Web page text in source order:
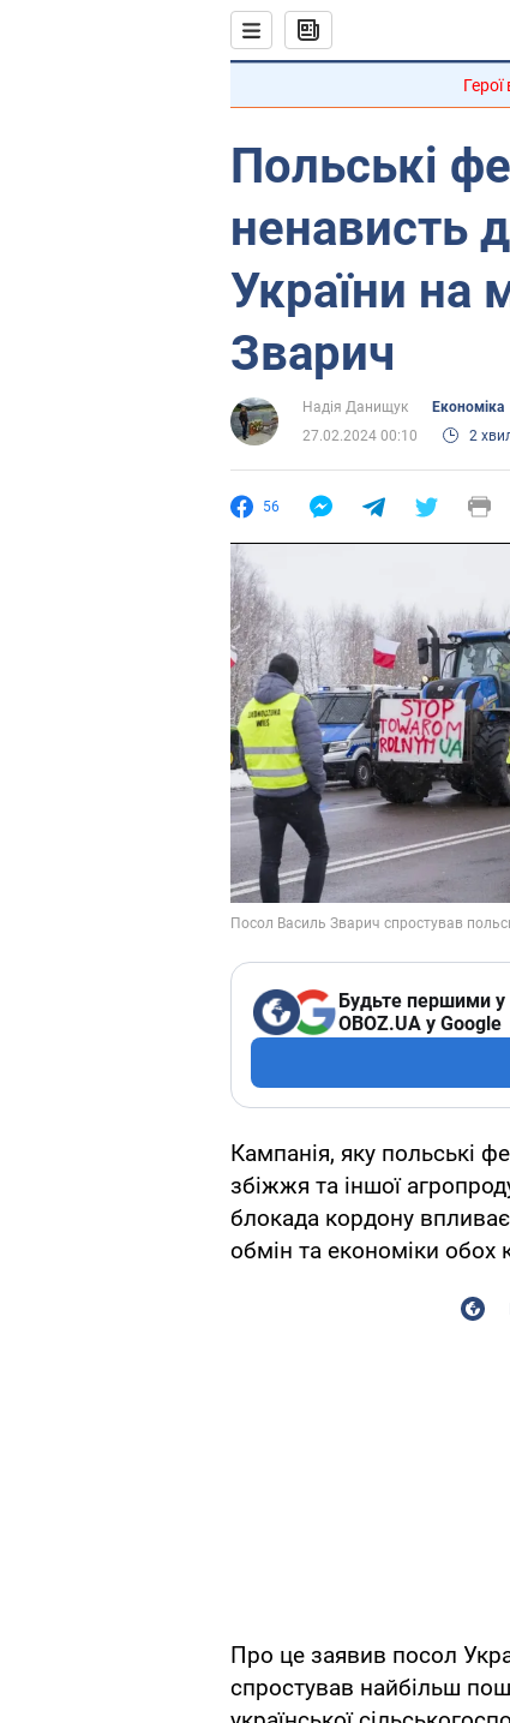
Герої
Польські
ненависть
України на
Зварич
Надія Данищук
Економіка
27.02.2024 00:10
2
56
Будьте першими у
OBOZ.UA у Google
Кампанія, яку польські
збіжжя та іншої
блокада кордону
обмін та економіки обох
Про це заявив посол
спростував найбільш